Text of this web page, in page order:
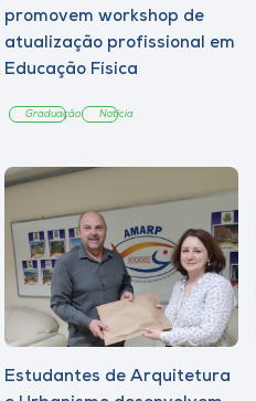
promovem workshop de
atualização profissional em
Educação Física
Graduação Notícia
Estudantes de Arquitetura